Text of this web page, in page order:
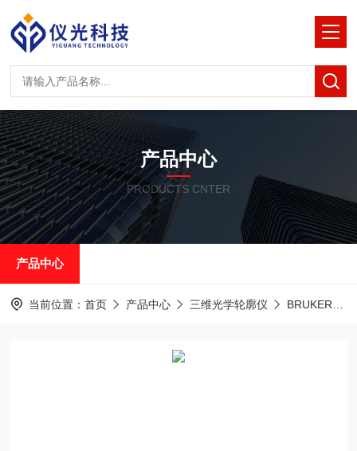
产品中心
PRODUCTS CNTER
产品中心
当前位置： 首页 产品中心 三维光学轮廓仪 BRUKER白光干涉光学轮廓仪